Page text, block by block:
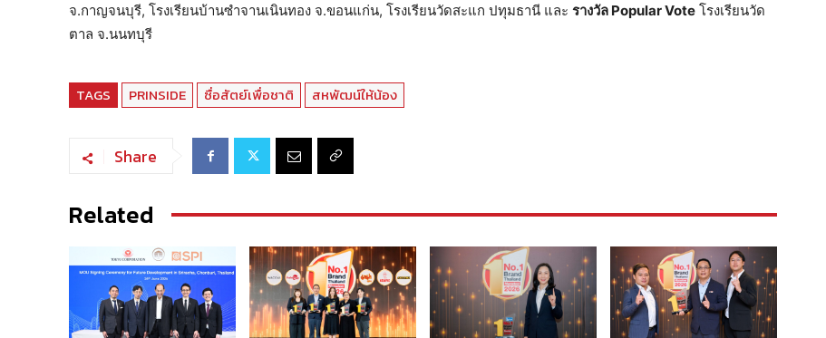
จ.กาญจนบุรี, โรงเรียนบ้านซำจานเนินทอง จ.ขอนแก่น, โรงเรียนวัดสะแก ปทุมธานี และ รางวัล Popular Vote โรงเรียนวัด
ตาล จ.นนทบุรี
TAGS PRINSIDE ซื่อสัตย์เพื่อชาติ สหพัฒน์ให้น้อง
Share
Related